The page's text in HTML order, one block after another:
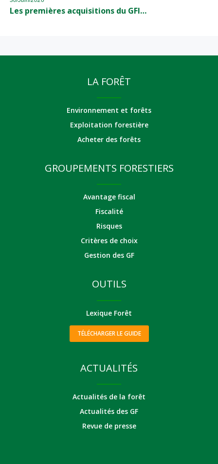
Les premières acquisitions du GFI…
LA FORÊT
Environnement et forêts
Exploitation forestière
Acheter des forêts
GROUPEMENTS FORESTIERS
Avantage fiscal
Fiscalité
Risques
Critères de choix
Gestion des GF
OUTILS
Lexique Forêt
TÉLÉCHARGER LE GUIDE
ACTUALITÉS
Actualités de la forêt
Actualités des GF
Revue de presse